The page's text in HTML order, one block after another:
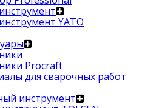
YATO
Procraft
для сварочных работ
инструмент